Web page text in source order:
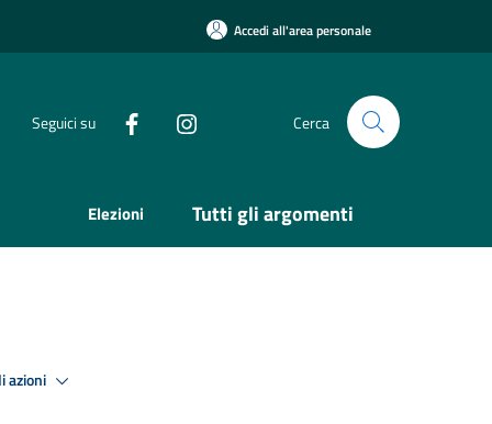
Accedi all'area personale
Seguici su Cerca
Elezioni Tutti gli argomenti
azioni